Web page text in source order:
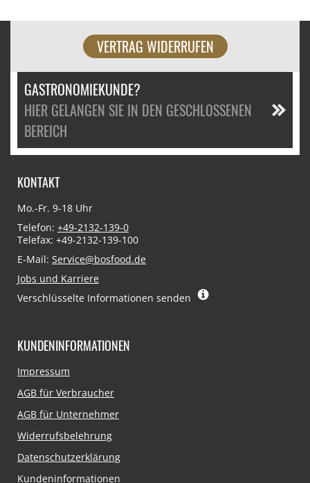
VERTRAG WIDERRUFEN
GASTRONOMIEKUNDE?
HIER GELANGEN SIE IN DEN GESCHLOSSENEN
BEREICH
KONTAKT
Mo.-Fr. 9-18 Uhr
Telefon: +49-2132-139-0
Telefax: +49-2132-139-100
E-Mail: Service@bosfood.de
Jobs und Karriere
Verschlüsselte Informationen senden
KUNDENINFORMATIONEN
Navigation
Impressum
AGB für Verbraucher
AGB für Unternehmer
Widerrufsbelehrung
Datenschutzerklärung
Kundeninformationen